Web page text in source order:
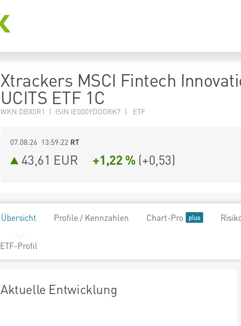
Xtrackers MSCI Fintech
UCITS ETF 1C
WKN DBX0R1 | ISIN IE000YDOORK7 | ETF
07.08.26 13:59:22 RT
43,61 EUR +1,22 % (+0,53)
Übersicht Profile / Kennzahlen Chart-Pro
ETF-Profil
Aktuelle Entwicklung